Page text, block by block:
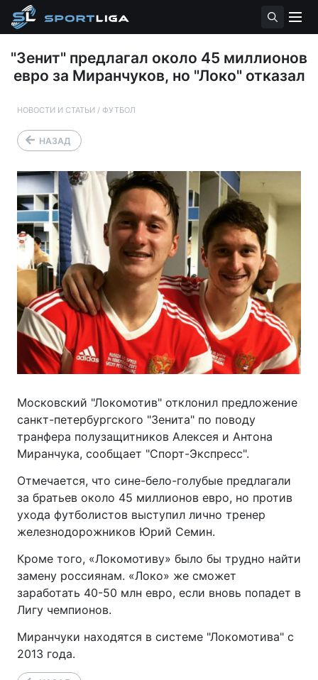
"Зенит" предлагал около 45 миллионов
евро за Миранчуков, но "Локо" отказал
НОВОСТИ И СТАТЬИ / ФУТБОЛ
НАЗАД
Московский "Локомотив" отклонил предложение
санкт-петербургского "Зенита" по поводу
транфера полузащитников Алексея и Антона
Миранчука, сообщает "Спорт-Экспресс".
Отмечается, что сине-бело-голубые предлагали
за братьев около 45 миллионов евро, но против
ухода футболистов выступил лично тренер
железнодорожников Юрий Семин.
Кроме того, «Локомотиву» было бы трудно найти
замену россиянам. «Локо» же сможет
заработать 40-50 млн евро, если вновь попадет в
Лигу чемпионов.
Миранчуки находятся в системе "Локомотива" с
2013 года.